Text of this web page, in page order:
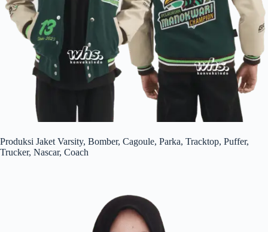
Produksi Jaket Varsity, Bomber, Cagoule, Parka, Tracktop, Puffer,
Trucker, Nascar, Coach